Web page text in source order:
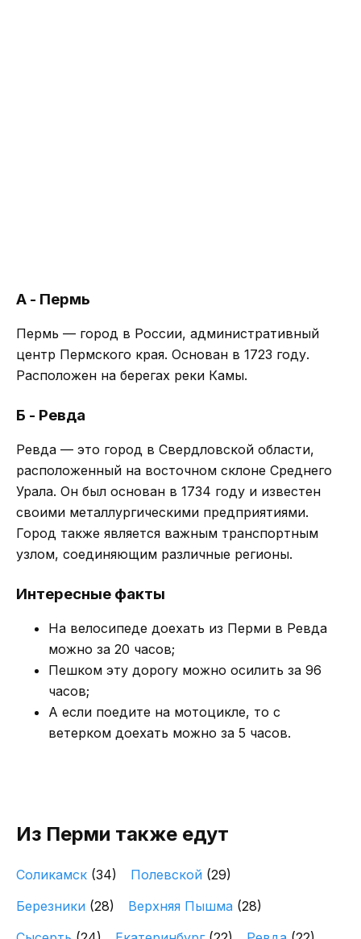
А - Пермь
Пермь — город в России, административный
центр Пермского края. Основан в 1723 году.
Расположен на берегах реки Камы.
Б - Ревда
Ревда — это город в Свердловской области,
расположенный на восточном склоне Среднего
Урала. Он был основан в 1734 году и известен
своими металлургическими предприятиями.
Город также является важным транспортным
узлом, соединяющим различные регионы.
Интересные факты
На велосипеде доехать из Перми в Ревда
можно за 20 часов;
Пешком эту дорогу можно осилить за 96
часов;
А если поедите на мотоцикле, то с
ветерком доехать можно за 5 часов.
Из Перми также едут
Соликамск (34) Полевской (29)
Березники (28) Верхняя Пышма (28)